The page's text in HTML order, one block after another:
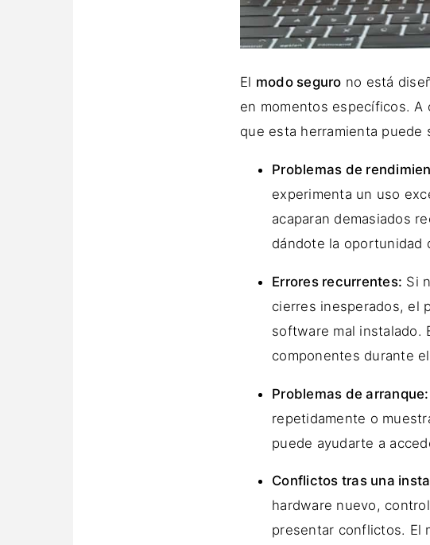
El modo seguro no está
en momentos específicos. A
que esta herramienta puede
Problemas de
experimenta un uso
acaparan demasiados
dándote la oportunidad
Errores recurrentes: Si
cierres inesperados, el
software mal instalado.
componentes durante
Problemas de arranque:
repetidamente o
puede ayudarte a
Conflictos tras una
hardware nuevo,
presentar conflictos. El